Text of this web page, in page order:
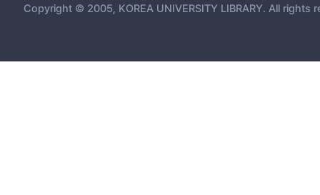
Copyright © 2005, KOREA UNIVERSITY LIBRARY. All rights